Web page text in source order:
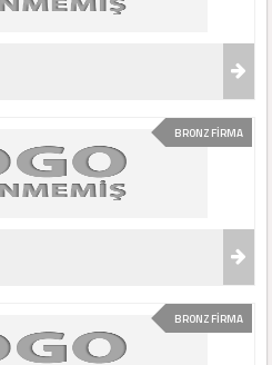
BRONZ FİRMA
BRONZ FİRMA